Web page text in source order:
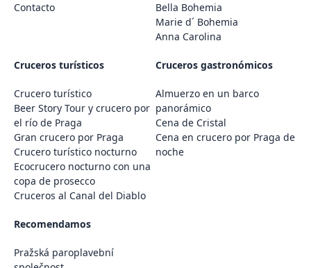
Contacto
Bella Bohemia
Marie d´ Bohemia
Anna Carolina
Cruceros turísticos
Crucero turístico
Beer Story Tour y crucero por
el río de Praga
Gran crucero por Praga
Crucero turístico nocturno
Ecocrucero nocturno con una
copa de prosecco
Cruceros al Canal del Diablo
Cruceros gastronómicos
Almuerzo en un barco
panorámico
Cena de Cristal
Cena en crucero por Praga de
noche
Recomendamos
Pražská paroplavební